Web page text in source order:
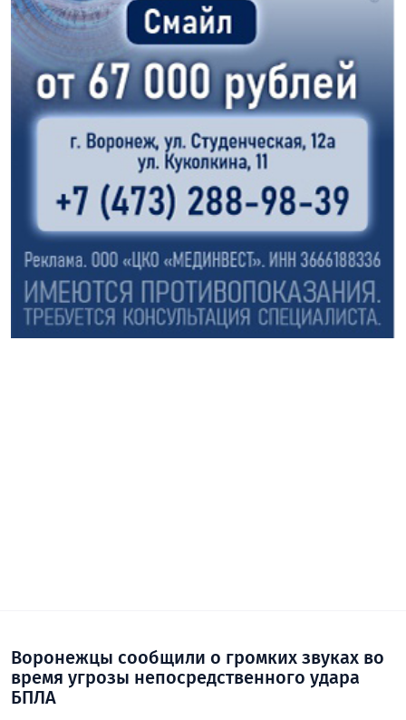
Воронежцы сообщили о громких звуках во
время угрозы непосредственного удара
БПЛА